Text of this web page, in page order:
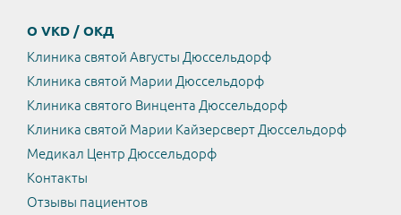
О VKD / ОКД
Клиника святой Августы Дюссельдорф
Клиника святой Марии Дюссельдорф
Клиника святого Винцента Дюссельдорф
Клиника святой Марии Кайзерсверт Дюссельдорф
Медикал Центр Дюссельдорф
Контакты
Отзывы пациентов